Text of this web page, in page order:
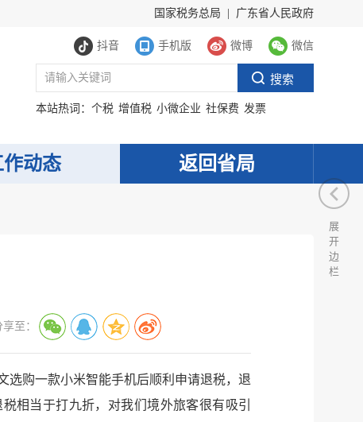
国家税务总局 广东省人民政府
抖音 手机版 微博 微信
本站热词： 个税 增值税 小微企业 社保费 发票
作动态 返回省局
享至：
选购一款小米智能手机后顺利申请退税，退
相当于打九折，对我们境外旅客很有吸引
展
开
边
栏